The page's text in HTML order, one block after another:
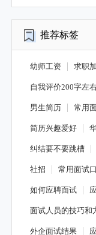
推荐标签
幼师工资 求职
自我评价200字左
男生简历 常用
简历兴趣爱好
纠结要不要跳槽
社招 常用面试
如何应聘面试
面试人员的技巧和
外企面试结果